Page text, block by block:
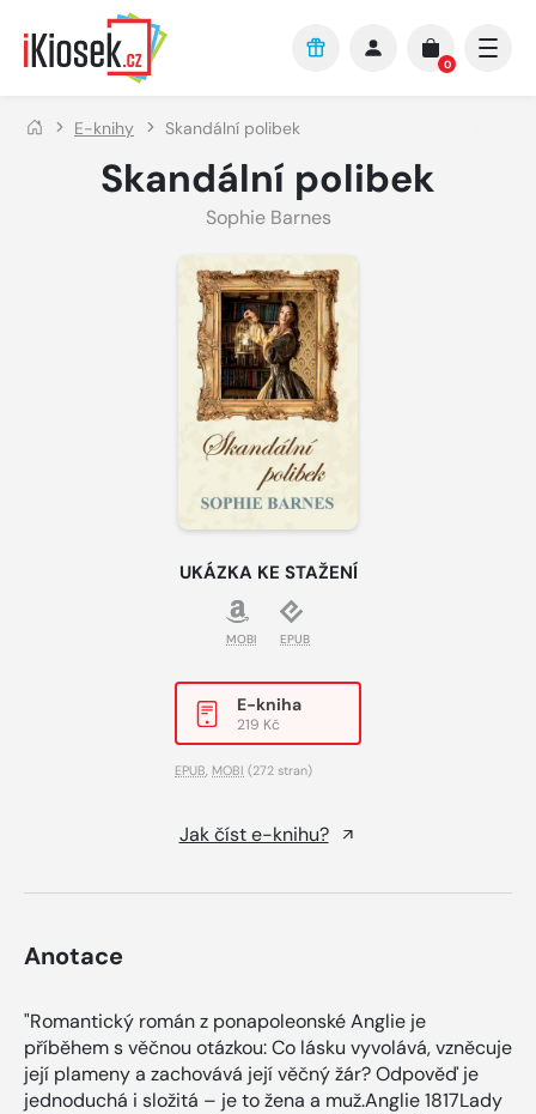
Přejít na hlavní obsah
0
E-knihy Skandální polibek
Skandální polibek
Sophie Barnes
UKÁZKA KE STAŽENÍ
MOBI EPUB
E-kniha
219 Kč
EPUB, MOBI (272 stran)
Jak číst e-knihu?
Anotace
"Romantický román z ponapoleonské Anglie je
příběhem s věčnou otázkou: Co lásku vyvolává, vzněcuje
její plameny a zachovává její věčný žár? Odpověď je
jednoduchá i složitá – je to žena a muž.Anglie 1817Lady